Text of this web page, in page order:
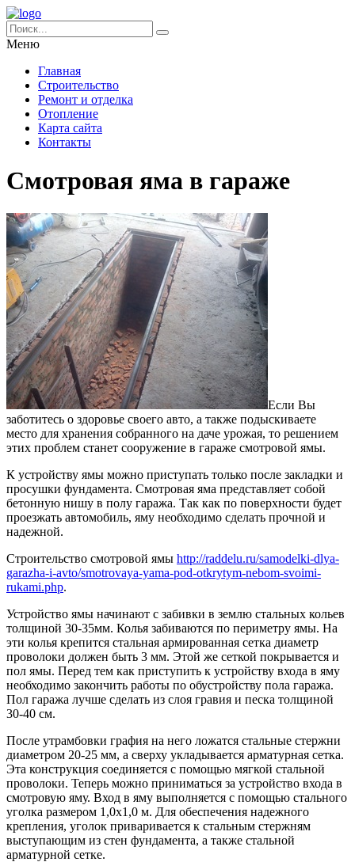
Меню
Главная
Строительство
Ремонт и отделка
Отопление
Карта сайта
Контакты
Смотровая яма в гараже
Если Вы
заботитесь о здоровье своего авто, а также подыскиваете
место для хранения собранного на даче урожая, то решением
этих проблем станет сооружение в гараже смотровой ямы.
К устройству ямы можно приступать только после закладки и
просушки фундамента. Смотровая яма представляет собой
бетонную нишу в полу гаража. Так как по поверхности будет
проезжать автомобиль, яму необходимо сделать прочной и
надежной.
Строительство смотровой ямы http://raddelu.ru/samodelki-dlya-
garazha-i-avto/smotrovaya-yama-pod-otkrytym-nebom-svoimi-
rukami.php.
Устройство ямы начинают с забивки в землю стальных кольев
толщиной 30-35мм. Колья забиваются по периметру ямы. На
эти колья крепится стальная армированная сетка диаметр
проволоки должен быть 3 мм. Этой же сеткой покрывается и
пол ямы. Перед тем как приступить к устройству входа в яму
необходимо закончить работы по обустройству пола гаража.
Пол гаража лучше сделать из слоя гравия и песка толщиной
30-40 см.
После утрамбовки графия на него ложатся стальные стержни
диаметром 20-25 мм, а сверху укладывается арматурная сетка.
Эта конструкция соединяется с помощью мягкой стальной
проволоки. Теперь можно приниматься за устройство входа в
смотровую яму. Вход в яму выполняется с помощью стального
уголка размером 1,0х1,0 м. Для обеспечения надежного
крепления, уголок приваривается к стальным стержням
выступающим из стен фундамента, а также стальной
арматурной сетке.